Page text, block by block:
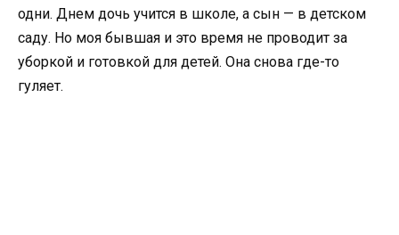
одни. Днем дочь учится в школе, а сын — в детском
саду. Но моя бывшая и это время не проводит за
уборкой и готовкой для детей. Она снова где-то
гуляет.